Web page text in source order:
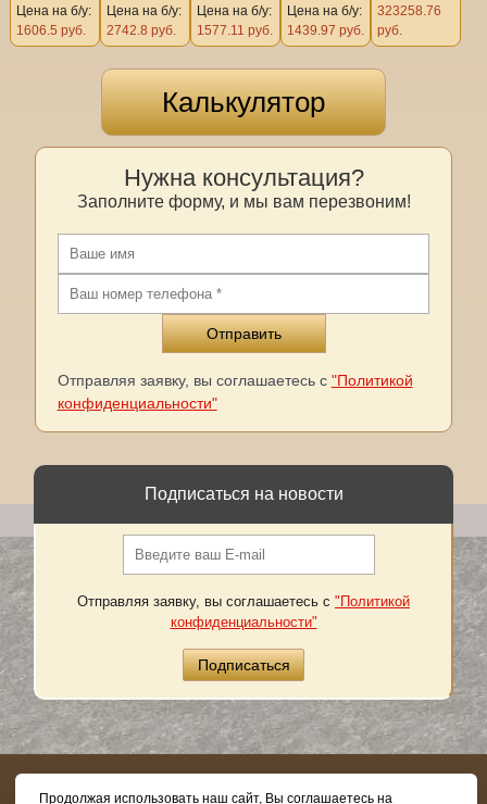
Цена на б/у:
1606.5 руб.
Цена на б/у:
2742.8 руб.
Цена на б/у:
1577.11 руб.
Цена на б/у:
1439.97 руб.
323258.76
руб.
Калькулятор
Нужна консультация?
Заполните форму, и мы вам перезвоним!
Отправляя заявку, вы соглашаетесь с "Политикой
конфиденциальности"
Подписаться на новости
Отправляя заявку, вы соглашаетесь с "Политикой
конфиденциальности"
8 (800) 505-03-62
Продолжая использовать наш сайт, Вы соглашаетесь на